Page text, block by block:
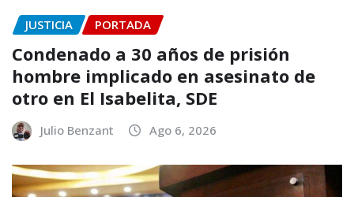
JUSTICIA PORTADA
Condenado a 30 años de prisión
hombre implicado en asesinato de
otro en El Isabelita, SDE
Julio Benzant Ago 6, 2026